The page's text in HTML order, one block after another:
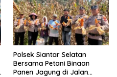
Polsek Siantar Selatan
Bersama Petani Binaan
Panen Jagung di Jalan